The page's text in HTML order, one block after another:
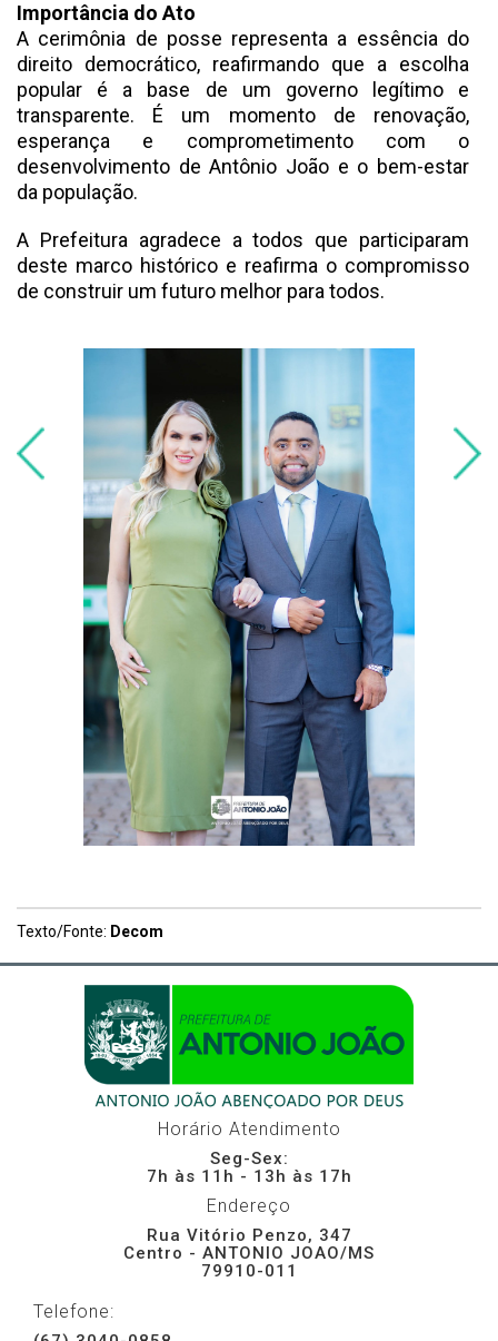
Importância do Ato
A cerimônia de posse representa a essência do
direito democrático, reafirmando que a escolha
popular é a base de um governo legítimo e
transparente. É um momento de renovação,
esperança e comprometimento com o
desenvolvimento de Antônio João e o bem-estar
da população.
A Prefeitura agradece a todos que participaram
deste marco histórico e reafirma o compromisso
de construir um futuro melhor para todos.
Texto/Fonte: Decom
Horário Atendimento
Seg-Sex:
7h às 11h - 13h às 17h
Endereço
Rua Vitório Penzo, 347
Centro - ANTONIO JOAO/MS
79910-011
Telefone: